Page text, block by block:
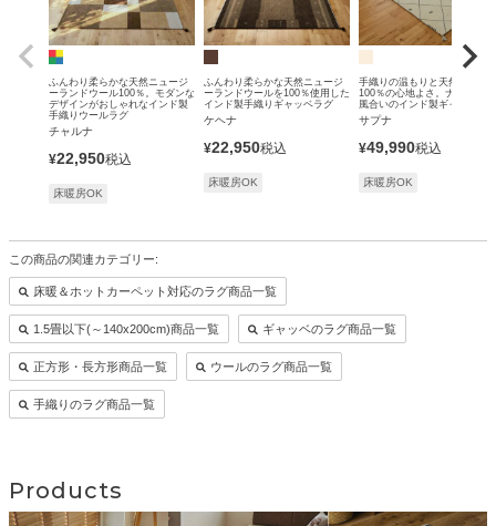
ふんわり柔らかな天然ニュージ
ーランドウール100％。モダンな
デザインがおしゃれなインド製
手織りウールラグ
チャルナ
¥22,950税込
床暖房OK
ふんわり柔らかな天然ニュージ
ーランドウールを100％使用した
インド製手織りギャッベラグ
ケヘナ
¥22,950税込
床暖房OK
手織りの温もりと天然ウール
100％の心地よさ。ナチュラ
風合いのインド製ギャッベラ
サプナ
¥49,990税込
床暖房OK
この商品の関連カテゴリー:
床暖＆ホットカーペット対応のラグ商品一覧
1.5畳以下(～140x200cm)商品一覧 ギャッベのラグ商品一覧
正方形・長方形商品一覧 ウールのラグ商品一覧
手織りのラグ商品一覧
Products